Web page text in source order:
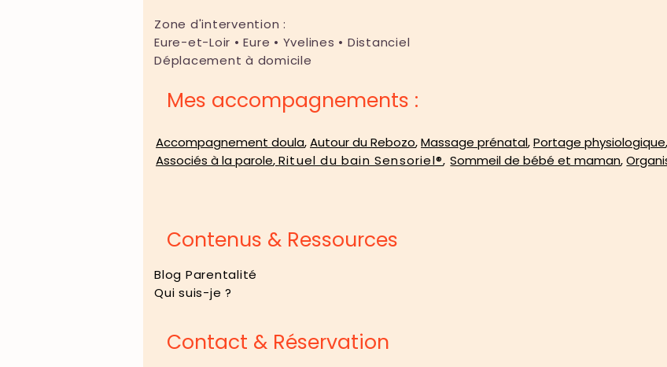
Zone d'intervention :
Eure-et-Loir • Eure • Yvelines • Distanciel
Déplacement à domicile
Mes accompagnements :
Accompagnement doula,Autour du Rebozo,Massage prénatal,Portage physiologique,
Associés à la parole,Rituel du bain Sensoriel®, Sommeil de bébé et maman,
Contenus & Ressources
Blog Parentalité
Qui suis-je ?
Contact & Réservation